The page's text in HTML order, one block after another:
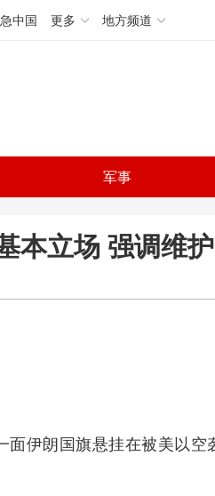
中国 更多 地方频道
军事
本立场 强调维
伊朗国旗悬挂在被美以空